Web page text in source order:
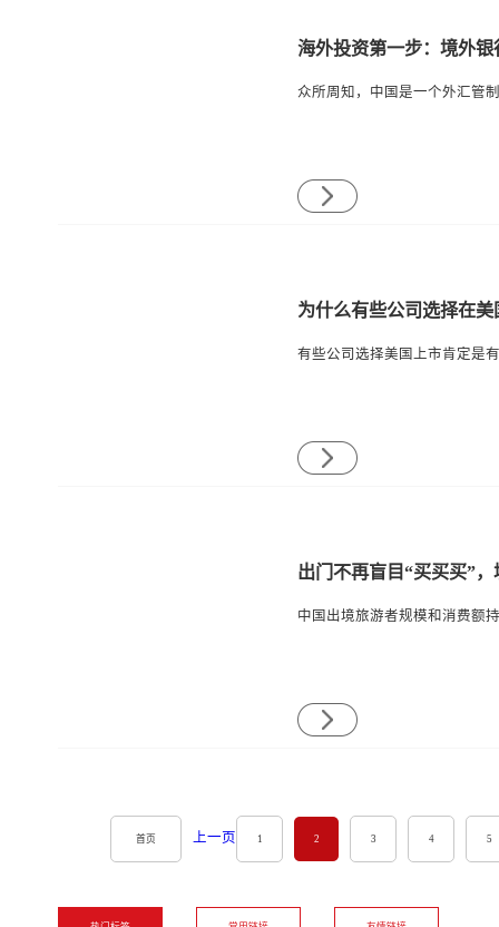
海外投资第一步：境外银
为什么有些公司选择在
出门不再盲目“买买买”
首页 上一页 1 2 3 4 5